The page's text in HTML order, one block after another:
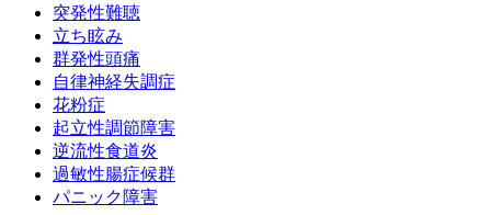
突発性難聴
立ち眩み
群発性頭痛
自律神経失調症
花粉症
起立性調節障害
逆流性食道炎
過敏性腸症候群
パニック障害